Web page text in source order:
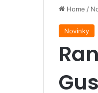
Home /
Novinky